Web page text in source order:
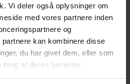
Vi deler også oplysninger om
med vores partnere inden
og
kan kombinere disse
du har givet dem, eller som
af deres tjenester.
og gaming.
og inviterer naboskoler til at
som lanciers, countdown og